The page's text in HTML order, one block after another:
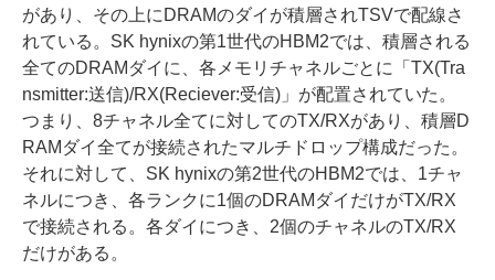
があり、その上にDRAMのダイが積層されTSVで配線さ
れている。SK hynixの第1世代のHBM2では、積層される
全てのDRAMダイに、各メモリチャネルごとに「TX(Tra
nsmitter:送信)/RX(Reciever:受信)」が配置されていた。
つまり、8チャネル全てに対してのTX/RXがあり、積層D
RAMダイ全てが接続されたマルチドロップ構成だった。
それに対して、SK hynixの第2世代のHBM2では、1チャ
ネルにつき、各ランクに1個のDRAMダイだけがTX/RX
で接続される。各ダイにつき、2個のチャネルのTX/RX
だけがある。